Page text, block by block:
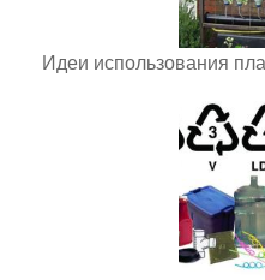
Идеи использования